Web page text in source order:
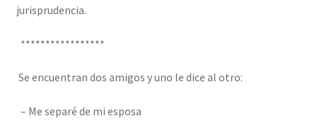
jurisprudencia.
*****************
Se encuentran dos amigos y uno le dice al otro:
– Me separé de mi esposa